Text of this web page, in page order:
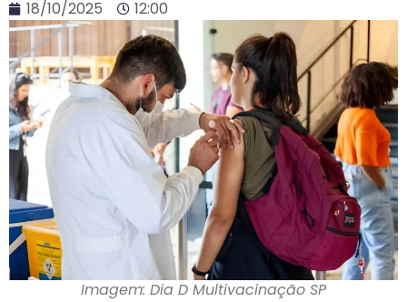
18/10/2025 12:00
Imagem: Dia D Multivacinação SP